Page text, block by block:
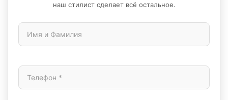
наш стилист сделает всё остальное.